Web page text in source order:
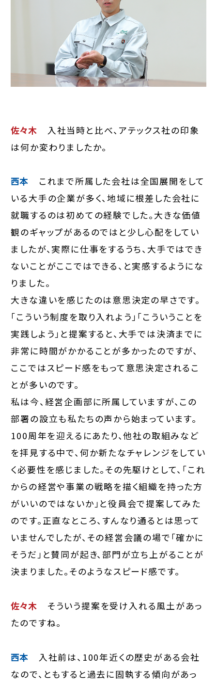
佐々木
入社当時と比べ、アテックス社の印象
は何か変わりましたか。
西本
これまで所属した会社は全国展開をして
いる大手の企業が多く、地域に根差した会社に
就職するのは初めての経験でした。大きな価値
観のギャップがあるのではと少し心配をしてい
ましたが、実際に仕事をするうち、大手ではでき
ないことがここではできる、と実感するようにな
りました。
大きな違いを感じたのは意思決定の早さです。
「こういう制度を取り入れよう」「こういうことを
実践しよう」と提案すると、大手では決済までに
非常に時間がかかることが多かったのですが、
ここではスピード感をもって意思決定されるこ
とが多いのです。
私は今、経営企画部に所属していますが、この
部署の設立も私たちの声から始まっています。
100周年を迎えるにあたり、他社の取組みなど
を拝見する中で、何か新たなチャレンジをしてい
く必要性を感じました。その先駆けとして、「これ
からの経営や事業の戦略を描く組織を持った方
がいいのではないか」と役員会で提案してみた
のです。正直なところ、すんなり通るとは思って
いませんでしたが、その経営会議の場で「確かに
そうだ」と賛同が起き、部門が立ち上がることが
決まりました。そのようなスピード感です。
佐々木
そういう提案を受け入れる風土があっ
たのですね。
西本
入社前は、100年近くの歴史がある会社
なので、ともすると過去に固執する傾向があっ